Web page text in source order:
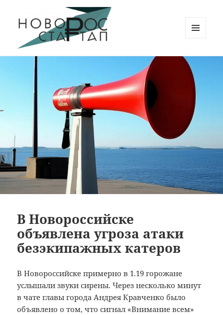
Новорос Стартап
ВИДЖЕТЫ
В Новороссийске
объявлена угроза атаки
безэкипажных катеров
В Новороссийске примерно в 1.19 горожане
услышали звуки сирены.Через несколько минут
в чате главы города Андрея Кравченко было
объявлено о том, что сигнал «Внимание всем»